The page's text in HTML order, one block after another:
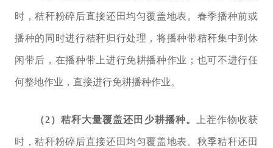
时，秸秆粉碎后直接还田均匀覆盖地表。春季播种前或
播种的同时进行秸秆归行处理，将播种带秸秆集中到休
闲带后，在播种带上进行免耕播种作业；也可不进行任
何整地作业，直接进行免耕播种作业。
（2）秸秆大量覆盖还田少耕播种。 上茬作物收获
时，秸秆粉碎后直接还田均匀覆盖地表。秋季秸秆还田